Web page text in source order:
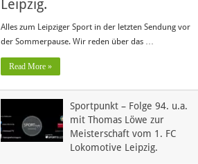
Leipzig.
Alles zum Leipziger Sport in der letzten Sendung vor
der Sommerpause. Wir reden über das …
Read More »
Sportpunkt – Folge 94. u.a.
mit Thomas Löwe zur
Meisterschaft vom 1. FC
Lokomotive Leipzig.